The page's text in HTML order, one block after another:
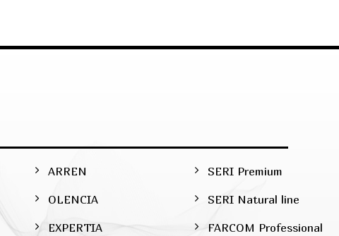
ARREN
OLENCIA
EXPERTIA
SERI Premium
SERI Natural line
FARCOM Professional